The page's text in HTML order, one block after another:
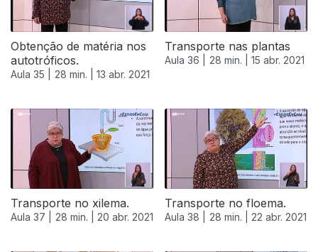
Obtenção de matéria nos
autotróficos.
Aula 35 | 28 min. | 13 abr. 2021
Transporte nas plantas
Aula 36 | 28 min. | 15 abr. 2021
Transporte no xilema.
Aula 37 | 28 min. | 20 abr. 2021
Transporte no floema.
Aula 38 | 28 min. | 22 abr. 2021